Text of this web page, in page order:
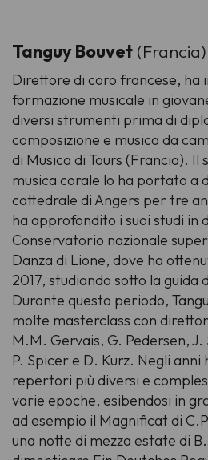
Tanguy Bouvet
Direttore di coro francese, ha
formazione musicale in
diversi strumenti prima di
composizione e musica da
di Musica di Tours (Francia). Il
musica corale lo ha portato a
cattedrale di Angers per tre
ha approfondito i suoi studi in
Conservatorio nazionale
Danza di Lione, dove ha
2017, studiando sotto la guida
Durante questo periodo,
molte masterclass con
M.M. Gervais, G. Pedersen, J.
P. Spicer e D. Kurz. Negli
repertori più diversi e
varie epoche, esibendosi in
ad esempio il Magnificat di
una notte di mezza estate di